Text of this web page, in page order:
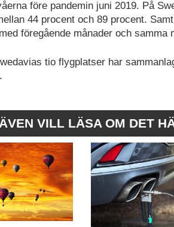
före pandemin juni 2019. På
44 procent och 89 procent.
föregående månader och samma
tio flygplatser har
VILL LÄSA OM DET